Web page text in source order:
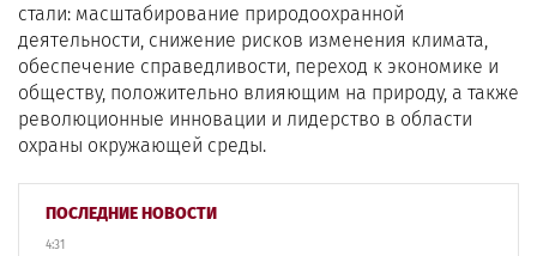
ПОСЛЕДНИЕ НОВОСТИ
4:31
стали: масштабирование природоохранной
деятельности, снижение рисков изменения климата,
обеспечение справедливости, переход к экономике и
обществу, положительно влияющим на природу, а также
революционные инновации и лидерство в области
охраны окружающей среды.